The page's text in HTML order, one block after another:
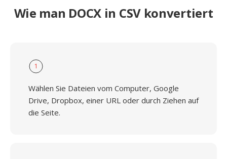
Wie man DOCX in CSV konvertiert
1
Wählen Sie Dateien vom Computer, Google
Drive, Dropbox, einer URL oder durch Ziehen auf
die Seite.